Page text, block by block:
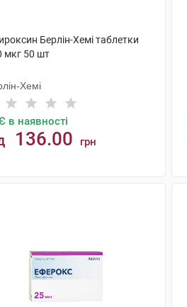
Берлін-Хемі таблетки
мкг 50 шт
Хемі
в наявності
136.00 грн